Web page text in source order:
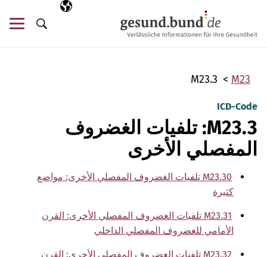
اللغة المختارة
AR
البحث
M23
M23.3
ICD-Code
M23.3: تلفيات الغضروف
المفصلي الأخرى
M23.30 تلفيات الغضروف المفصلي الأخرى: مواضع
كثيرة
M23.31 تلفيات الغضروف المفصلي الأخرى: القرن
الأمامي للغضروف المفصلي الداخلي
M23.32 تلفيات الغضروف المفصلي الأخرى: القرن